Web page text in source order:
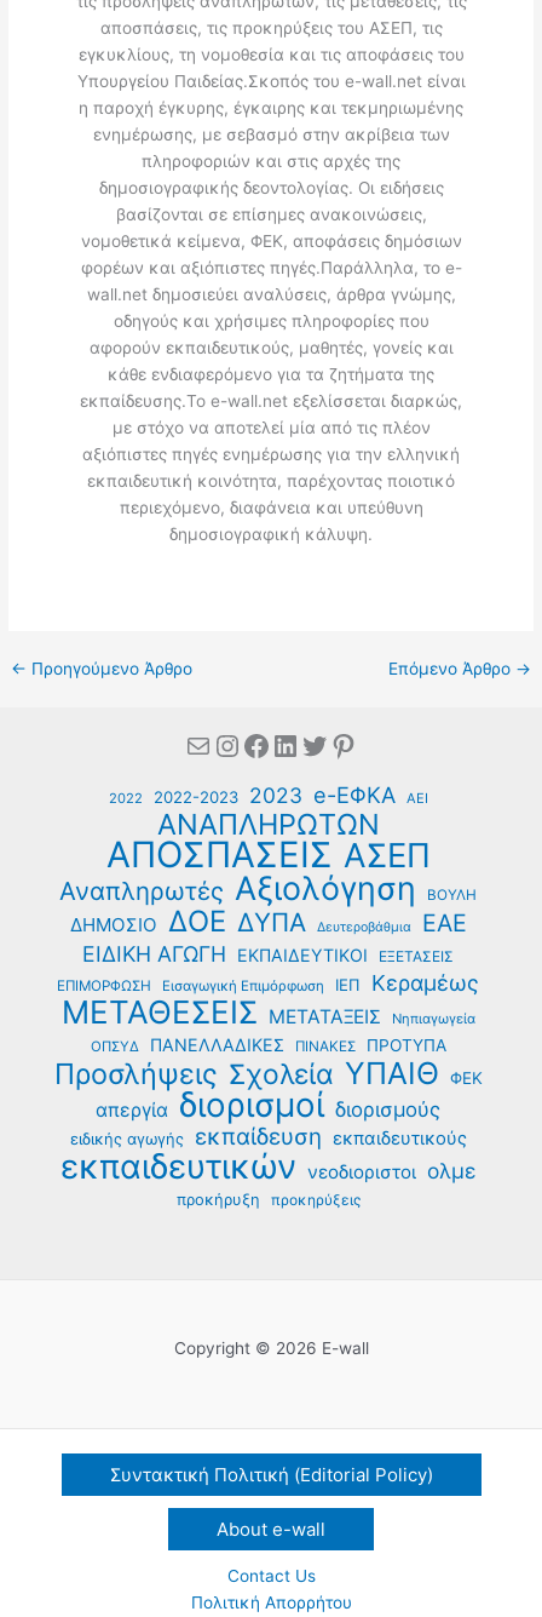
αποσπάσεις, τις προκηρύξεις του ΑΣΕΠ, τις
εγκυκλίους, τη νομοθεσία και τις αποφάσεις του
Υπουργείου Παιδείας.Σκοπός του e-wall.net είναι
η παροχή έγκυρης, έγκαιρης και τεκμηριωμένης
ενημέρωσης, με σεβασμό στην ακρίβεια των
πληροφοριών και στις αρχές της
δημοσιογραφικής δεοντολογίας. Οι ειδήσεις
βασίζονται σε επίσημες ανακοινώσεις,
νομοθετικά κείμενα, ΦΕΚ, αποφάσεις δημόσιων
φορέων και αξιόπιστες πηγές.Παράλληλα, το e-
wall.net δημοσιεύει αναλύσεις, άρθρα γνώμης,
οδηγούς και χρήσιμες πληροφορίες που
αφορούν εκπαιδευτικούς, μαθητές, γονείς και
κάθε ενδιαφερόμενο για τα ζητήματα της
εκπαίδευσης.Το e-wall.net εξελίσσεται διαρκώς,
με στόχο να αποτελεί μία από τις πλέον
αξιόπιστες πηγές ενημέρωσης για την ελληνική
εκπαιδευτική κοινότητα, παρέχοντας ποιοτικό
περιεχόμενο, διαφάνεια και υπεύθυνη
δημοσιογραφική κάλυψη.
← Προηγούμενο Άρθρο Επόμενο Άρθρο →
MailInstagram
Facebook
Linkedin
Twitter
Pinterest
2022 2022-2023 2023 e-ΕΦΚΑ ΑΕΙ
ΑΝΑΠΛΗΡΩΤΩΝ
ΑΠΟΣΠΑΣΕΙΣ ΑΣΕΠ
Αναπληρωτές Αξιολόγηση ΒΟΥΛΗ
ΔΗΜΟΣΙΟ ΔΟΕ ΔΥΠΑ Δευτεροβάθμια ΕΑΕ
ΕΙΔΙΚΗ ΑΓΩΓΗ ΕΚΠΑΙΔΕΥΤΙΚΟΙ ΕΞΕΤΑΣΕΙΣ
ΕΠΙΜΟΡΦΩΣΗ Εισαγωγική Επιμόρφωση ΙΕΠ Κεραμέως
ΜΕΤΑΘΕΣΕΙΣ ΜΕΤΑΤΑΞΕΙΣ
Νηπιαγωγεία
ΟΠΣΥΔ
ΠΑΝΕΛΛΑΔΙΚΕΣ ΠΙΝΑΚΕΣ ΠΡΟΤΥΠΑ
Προσλήψεις Σχολεία ΥΠΑΙΘ ΦΕΚ
απεργία διορισμοί διορισμούς
ειδικής αγωγής εκπαίδευση εκπαιδευτικούς
εκπαιδευτικών νεοδιοριστοι ολμε
προκήρυξη προκηρύξεις
Copyright © 2026 E-wall
Συντακτική Πολιτική (Editorial Policy)
About e-wall
Contact Us
Πολιτική Απορρήτου